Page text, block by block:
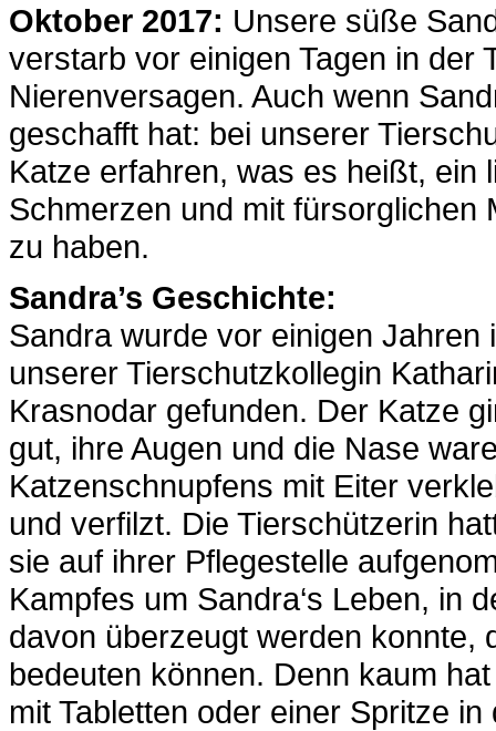
Oktober 2017: Unsere süße
verstarb vor einigen Tagen in der
Nierenversagen. Auch wenn
geschafft hat: bei unserer
Katze erfahren, was es heißt, ein
Schmerzen und mit fürsorglichen
zu haben.
Sandra’s Geschichte:
Sandra wurde vor einigen
unserer Tierschutzkollegin
Krasnodar gefunden. Der Katze
gut, ihre Augen und die Nase
Katzenschnupfens mit Eiter
und verfilzt. Die Tierschützerin
sie auf ihrer Pflegestelle
Kampfes um Sandra‘s Leben, in
davon überzeugt werden konnte,
bedeuten können. Denn kaum
mit Tabletten oder einer Spritze